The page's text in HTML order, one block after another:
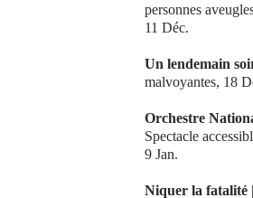
personnes
11 Déc.
Un lendemain
malvoyantes, 18
Orchestre
Spectacle
9 Jan.
Niquer la fatalité